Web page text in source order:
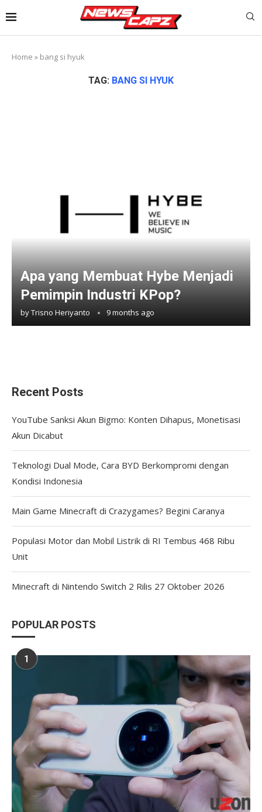
Home » bang si hyuk
TAG: BANG SI HYUK
Apa yang Membuat Hybe Menjadi
Pemimpin Industri KPop?
byTrisno Heriyanto 9 months ago
Recent Posts
YouTube Sanksi Akun Bigmo: Konten Dihapus, Monetisasi
Akun Dicabut
Teknologi Dual Mode, Cara BYD Berkompromi dengan
Kondisi Indonesia
Main Game Minecraft di Crazygames? Begini Caranya
Populasi Motor dan Mobil Listrik di RI Tembus 468 Ribu
Unit
Minecraft di Nintendo Switch 2 Rilis 27 Oktober 2026
POPULAR POSTS
1